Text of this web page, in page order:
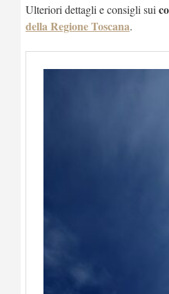
Ulteriori dettagli e consigli sui
della Regione Toscana.